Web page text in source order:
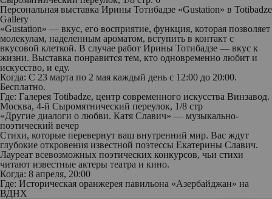
Персональная выставка Ирины Тотибадзе «Gustation» в Totibadze
Gallery
«Gustation» — вкус, его восприятие, функция, которая позволяет
молекулам, наделенным ароматом, вступить в контакт с
вкусовой клеткой. В случае работ Ирины Тотибадзе — вкус к
жизни. Выставка понравится тем, кто одновременно любит и
искусство, и еду.
Когда: С 23 марта по 2 мая каждый день с 12:00 до 20:00.
Бесплатно.
Где: Галерея Totibadze, центр современного искусства Винзавод.
Москва, 4-й Сыромятнический переулок, 1/8 стр
«Другие диалоги о любви. Катя Славич» — музыкально-
поэтический вечер
Стихи, которые перевернут ваш внутренний мир. Вас ждут
глубокие откровения известной поэтессы Екатерины Славич.
Лауреат всевозможных поэтических конкурсов, чьи стихи
читают известные актеры театра и кино.
Когда: 8 апреля, 20:00
Где: Историческая оранжерея павильона «Азербайджан» на
ВДНХ